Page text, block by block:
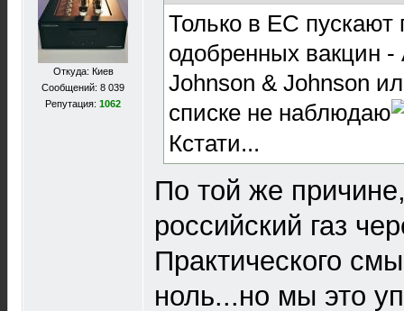
Откуда: Киев
Сообщений: 8 039
Репутация: 1062
Только в ЕС
одобренных вакцин
Johnson & Johnson
списке не наблюдаю
Кстати...
По той же
российский газ
Практического
ноль...но мы это